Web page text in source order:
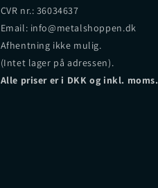
CVR nr.: 36034637
Email: info@metalshoppen.dk
Afhentning ikke mulig.
(Intet lager på adressen).
Alle priser er i DKK og inkl. moms.